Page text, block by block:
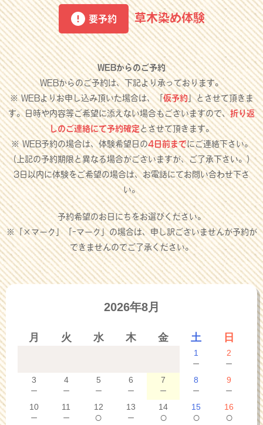
要予約 草木染め体験
WEBからのご予約
WEBからのご予約は、下記より承っております。
※ WEBよりお申し込み頂いた場合は、「仮予約」とさせて頂きま
す。日時や内容等ご希望に添えない場合もございますので、折り返
しのご連絡にて予約確定とさせて頂きます。
※ WEB予約の場合は、体験希望日の4日前までにご連絡下さい。
（上記の予約期限と異なる場合がございますが、ご了承下さい。）
3日以内に体験をご希望の場合は、お電話にてお問い合わせ下さ
い。
予約希望のお日にちをお選びください。
※「×マーク」「-マーク」の場合は、申し訳ございませんが予約が
できませんのでご了承ください。
2026年8月
月 火 水 木 金 土 日
1
－
2
－
3
－
4
－
5
－
6
－
7
－
8
－
9
－
10
－
11
－
12
○
13
－
14
○
15
○
16
○